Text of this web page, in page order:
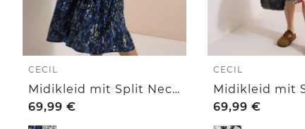
CECIL
Midikleid mit Split Neck und Print
69,99 €
CECIL
69,99 €